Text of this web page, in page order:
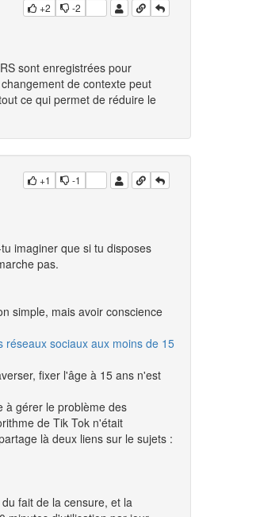
+2 -2
sont enregistrées pour
de contexte peut
ce qui permet de réduire le
+1 -1
imaginer que si tu disposes
pas.
simple, mais avoir conscience
réseaux sociaux aux moins de 15
fixer l'âge à 15 ans n'est
à gérer le problème des
de Tik Tok n'était
là deux liens sur le sujets :
fait de la censure, et la